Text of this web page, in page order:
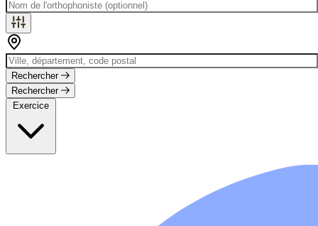
Rechercher
Rechercher
Exercice